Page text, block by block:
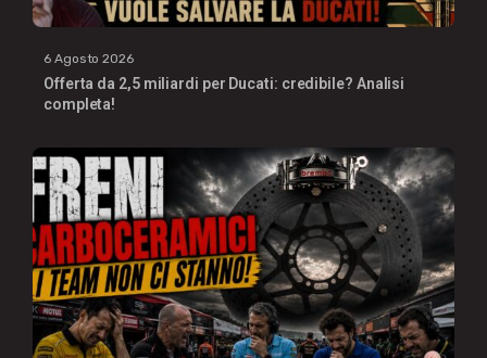
6 Agosto 2026
Offerta da 2,5 miliardi per Ducati: credibile? Analisi
completa!